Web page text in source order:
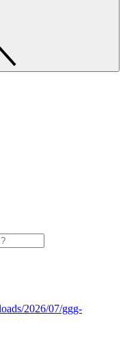
2026/07/ggg-